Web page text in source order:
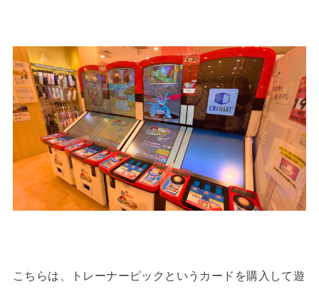
こちらは、トレーナーピックというカードを購入して遊